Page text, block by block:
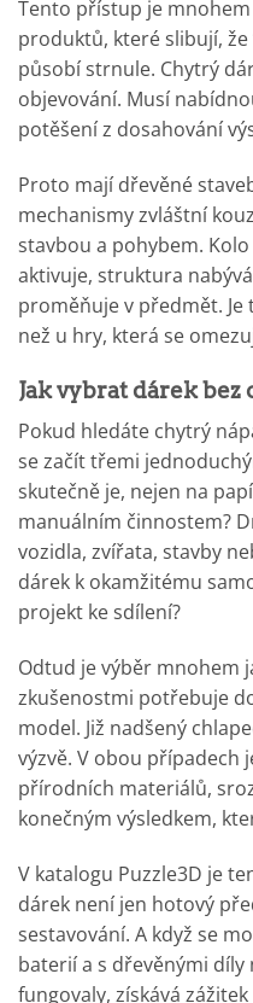
Tento přístup je
produktů, které slibují, že
působí strnule. Chytrý
objevování. Musí
potěšení z dosahování
Proto mají dřevěné
mechanismy zvláštní
stavbou a pohybem.
aktivuje, struktura
proměňuje v předmět.
než u hry, která se
Jak vybrat dárek bez
Pokud hledáte chytrý
se začít třemi
skutečně je, nejen na
manuálním činnostem?
vozidla, zvířata, stavby
dárek k okamžitému
projekt ke sdílení?
Odtud je výběr mnohem
zkušenostmi potřebuje
model. Již nadšený
výzvě. V obou případech
přírodních materiálů,
konečným výsledkem,
V katalogu Puzzle3D je
dárek není jen hotový
sestavování. A když se
baterií a s dřevěnými díly
fungovaly, získává